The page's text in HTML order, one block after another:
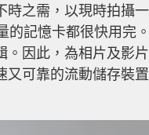
之需，以現時拍攝
的記憶卡都很快用完
因此，為相片及影
可靠的流動儲存裝